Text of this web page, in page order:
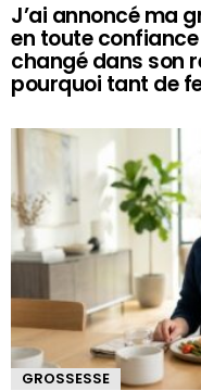
J’ai annoncé ma
en toute confiance
changé dans son
pourquoi tant de
GROSSESSE